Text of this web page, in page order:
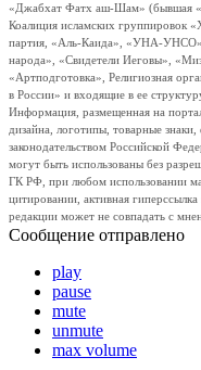
«Джабхат Фатх аш-Шам» (бывшая
Коалиция исламских группировок
партия, «Аль-Каида», «УНА-
народа», «Свидетели Иеговы»,
«Артподготовка», Религиозная
в России» и входящие в ее
Информация, размещенная на
дизайна, логотипы, товарные
законодательством Российской
могут быть использованы без
ГК РФ, при любом использовании
цитировании, активная
редакции может не совпадать с
Сообщение отправлено
play
pause
mute
unmute
max volume